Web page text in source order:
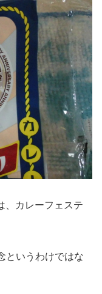
、カレーフェステ
というわけではな